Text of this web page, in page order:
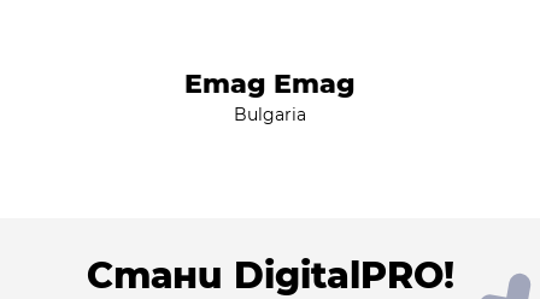
Emag Emag
Bulgaria
Стани DigitalPRO!